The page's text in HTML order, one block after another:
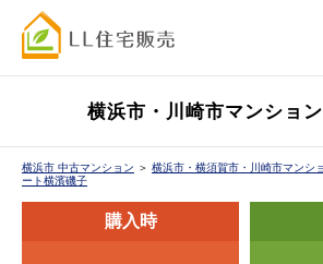
横浜市・川崎市マンショ
横浜市 中古マンション ＞ 横浜市・横須賀市・川崎市マンシ
ート横濱磯子
購入時